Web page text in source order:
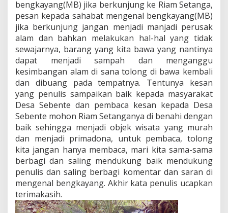
bengkayang(MB) jika berkunjung ke Riam Setanga,
pesan kepada sahabat mengenal bengkayang(MB)
jika berkunjung jangan menjadi manjadi perusak
alam dan bahkan melakukan hal-hal yang tidak
sewajarnya, barang yang kita bawa yang nantinya
dapat menjadi sampah dan menganggu
kesimbangan alam di sana tolong di bawa kembali
dan dibuang pada tempatnya. Tentunya kesan
yang penulis sampaikan baik kepada masyarakat
Desa Sebente dan pembaca kesan kepada Desa
Sebente mohon Riam Setanganya di benahi dengan
baik sehingga menjadi objek wisata yang murah
dan menjadi primadona, untuk pembaca, tolong
kita jangan hanya membaca, mari kita sama-sama
berbagi dan saling mendukung baik mendukung
penulis dan saling berbagi komentar dan saran di
mengenal bengkayang. Akhir kata penulis ucapkan
terimakasih.